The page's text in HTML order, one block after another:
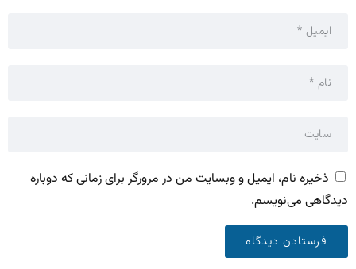
ذخیره نام، ایمیل و وبسایت من در مرورگر برای زمانی که دوباره
دیدگاهی می‌نویسم.